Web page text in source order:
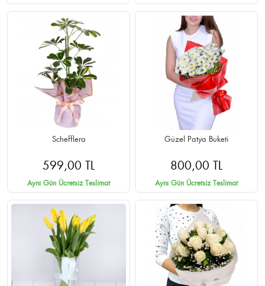
Schefflera
599,00 TL
Aynı Gün Ücretsiz Teslimat
Güzel Patya Buketi
800,00 TL
Aynı Gün Ücretsiz Teslimat